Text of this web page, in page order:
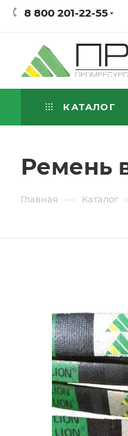
8 800 201-22-55
КАТАЛОГ
Ремень
Главная — Каталог